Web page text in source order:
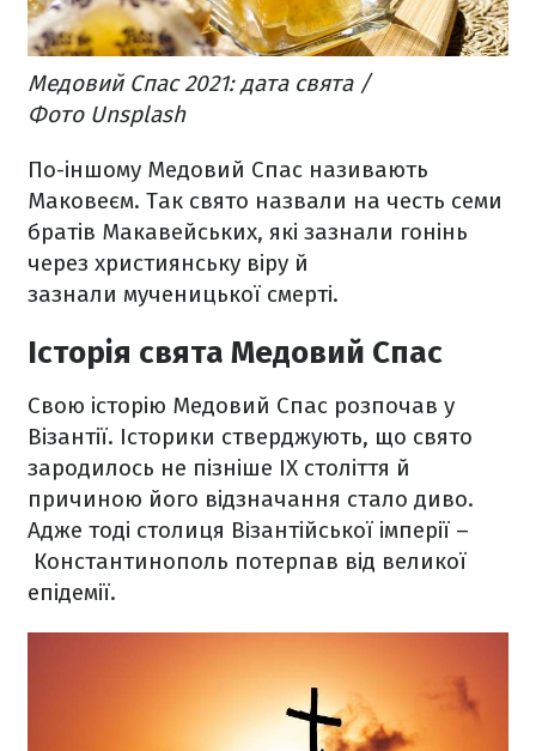
Медовий Спас 2021: дата свята /
Фото Unsplash
По-іншому Медовий Спас називають
Маковеєм. Так свято назвали на честь семи
братів Макавейських, які зазнали гонінь
через християнську віру й
зазнали мученицької смерті.
Історія свята Медовий Спас
Свою історію Медовий Спас розпочав у
Візантії. Історики стверджують, що свято
зародилось не пізніше ІХ століття й
причиною його відзначання стало диво.
Адже тоді столиця Візантійської імперії –
Константинополь потерпав від великої
епідемії.